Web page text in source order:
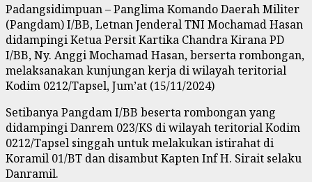
Padangsidimpuan – Panglima Komando Daerah Militer
(Pangdam) I/BB, Letnan Jenderal TNI Mochamad Hasan
didampingi Ketua Persit Kartika Chandra Kirana PD
I/BB, Ny. Anggi Mochamad Hasan, berserta rombongan,
melaksanakan kunjungan kerja di wilayah teritorial
Kodim 0212/Tapsel, Jum’at (15/11/2024)
Setibanya Pangdam I/BB beserta rombongan yang
didampingi Danrem 023/KS di wilayah teritorial Kodim
0212/Tapsel singgah untuk melakukan istirahat di
Koramil 01/BT dan disambut Kapten Inf H. Sirait selaku
Danramil.